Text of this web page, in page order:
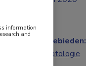
Vakgebieden:
Hematologie
information
and